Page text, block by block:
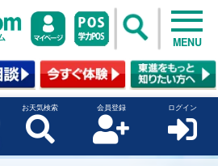
MENU
お天気検索 会員登録 ログイン